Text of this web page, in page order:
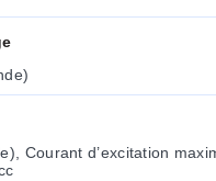
Courant d’excitation